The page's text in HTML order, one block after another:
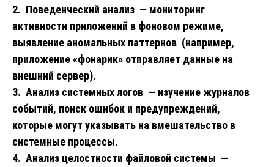
2. Поведенческий анализ — мониторинг
активности приложений в фоновом режиме,
выявление аномальных паттернов (например,
приложение «фонарик» отправляет данные на
внешний сервер).
3. Анализ системных логов — изучение журналов
событий, поиск ошибок и предупреждений,
которые могут указывать на вмешательство в
системные процессы.
4. Анализ целостности файловой системы —